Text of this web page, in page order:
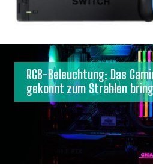
RGB-Beleuchtung: Das
gekonnt zum Strahlen